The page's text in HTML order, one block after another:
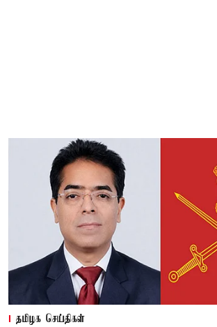
தமிழக செய்திகள்